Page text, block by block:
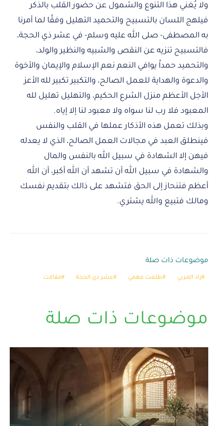
ولا يُغني هذا التنوع والشمول عن حضور القلب بالذكر
فيلهج اللسان بالتسبيح والتحميد التهليل وفقًا لما أمرنا
به المصطفى- صلى الله عليه وسلم- في عشر ذي الحجة،
فالتسبيح تنزيه عن النقص والشبيه والنظير والولد،
والتحميد حمداً يوافي النعم نعم الإسلام والإيمان والأخوة
والدعوة والهداية للعمل الصالح، والتكبير تكبير لله الأعز
الأجل الأعظم منزل الشرع الحكيم، والتهليل تهليل لله
المعبود فلا رب لنا سواه ولا معبود لنا إلا إياه.
وبذلك تعمل هذه الأذكار عملها في القلب والنفس
فينطلق العبد في مجالات العمل الصالح، الذي لا يعدله
فيهن إلا الشهادة في سبيل الله بالنفس والمال
والشهادة في سبيل الله أن تشهد أن الله أكبر، أن الله
أعظم فتنحاز إلى الحق فتشهد على ذالك بتقديم نفسك
ومالك فتبيع والله يشتري.
موضوعات ذات صلة
زاد المربي طلعت فهمي عشر ذي الحجة مقالات
موضوعات ذات صلة